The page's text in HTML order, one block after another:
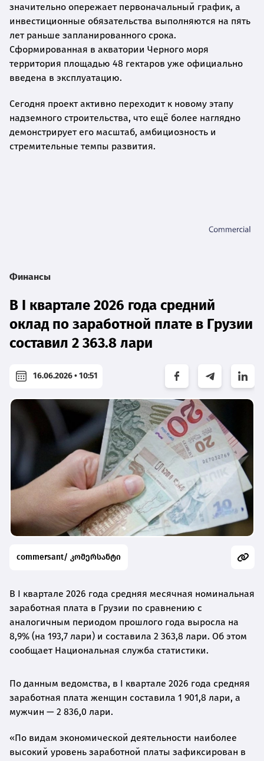
значительно опережает первоначальный график, а
инвестиционные обязательства выполняются на пять
лет раньше запланированного срока.
Сформированная в акватории Черного моря
территория площадью 48 гектаров уже официально
введена в эксплуатацию.
Сегодня проект активно переходит к новому этапу
надземного строительства, что ещё более наглядно
демонстрирует его масштаб, амбициозность и
стремительные темпы развития.
Финансы
В I квартале 2026 года средний
оклад по заработной плате в Грузии
составил 2 363.8 лари
16.06.2026 • 10:51
commersant/ კომერსანტი
В I квартале 2026 года средняя месячная номинальная
заработная плата в Грузии по сравнению с
аналогичным периодом прошлого года выросла на
8,9% (на 193,7 лари) и составила 2 363,8 лари. Об этом
сообщает Национальная служба статистики.
По данным ведомства, в I квартале 2026 года средняя
заработная плата женщин составила 1 901,8 лари, а
мужчин — 2 836,0 лари.
«По видам экономической деятельности наиболее
высокий уровень заработной платы зафиксирован в